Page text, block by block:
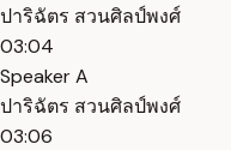
ปาริฉัตร สวนศิลป์พงศ์
03:04
Speaker A
ปาริฉัตร สวนศิลป์พงศ์
03:06